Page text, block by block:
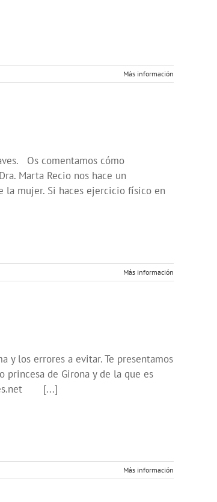
Más información
Os comentamos cómo
Marta Recio nos hace un
la mujer. Si haces ejercicio físico en
Más información
y los errores a evitar. Te presentamos
de Girona y de la que es
[...]
Más información